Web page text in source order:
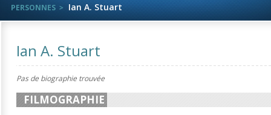
PERSONNES Ian A. Stuart
Ian A. Stuart
Pas de biographie trouvée
FILMOGRAPHIE